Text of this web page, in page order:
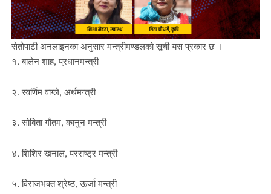
सेतोपाटी अनलाइनका अनुसार मन्त्रीमण्डलको सूची यस प्रकार छ ।
१. बालेन शाह, प्रधानमन्त्री
२. स्वर्णिम वाग्ले, अर्थमन्त्री
३. सोबिता गौतम, कानुन मन्त्री
४. शिशिर खनाल, परराष्ट्र मन्त्री
५. विराजभक्त श्रेष्ठ, ऊर्जा मन्त्री